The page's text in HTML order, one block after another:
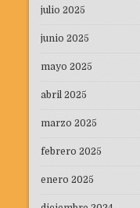
julio 2025
junio 2025
mayo 2025
abril 2025
marzo 2025
febrero 2025
enero 2025